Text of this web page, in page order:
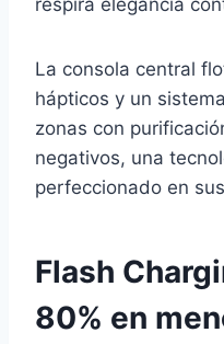
respira elegancia
La consola central
hápticos y un
zonas con
negativos, una
perfeccionado en
Flash
80% en